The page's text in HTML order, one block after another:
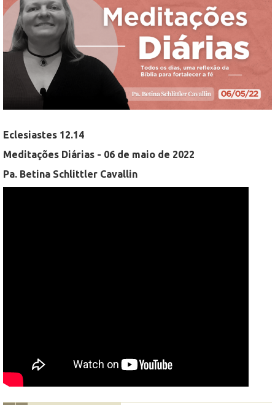
Eclesiastes 12.14
Meditações Diárias - 06 de maio de 2022
Pa. Betina Schlittler Cavallin